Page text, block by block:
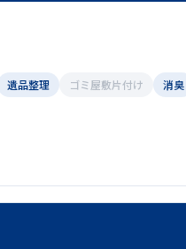
遺品整理 ゴミ屋敷片付け
消臭